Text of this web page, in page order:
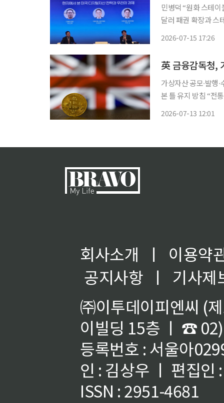
민병덕 “원화 스테
달러 패권 확장과 스
2026-07-15 17:26
英 금융감독청,
가상자산 공모∙발행
본 틀 유지 방침 “전
2026-07-13 12:01
회사소개 ㅣ
이용약
공지사항
ㅣ
기사제
㈜이투데이피엔씨 (
이빌딩 15층 ㅣ ☎
등록번호 : 서울아
인 : 김상우 ㅣ 편집인
ISSN : 2951-4681